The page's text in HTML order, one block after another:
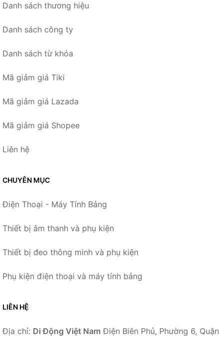
Danh sách thương hiệu
Danh sách công ty
Danh sách từ khóa
Mã giảm giá Tiki
Mã giảm giá Lazada
Mã giảm giá Shopee
Liên hệ
CHUYÊN MỤC
Điện Thoại - Máy Tính Bảng
Thiết bị âm thanh và phụ kiện
Thiết bị đeo thông minh và phụ kiện
Phụ kiện điện thoại và máy tính bảng
LIÊN HỆ
Địa chỉ: Di Động Việt Nam Điện Biên Phủ, Phường 6, Quận